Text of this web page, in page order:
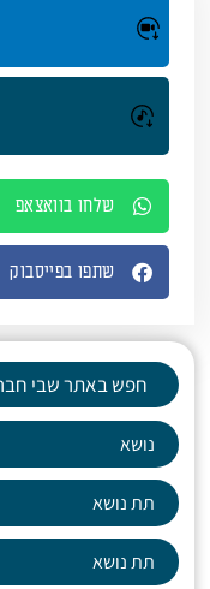
שלחו בוואצאפ
שתפו בפייסבוק